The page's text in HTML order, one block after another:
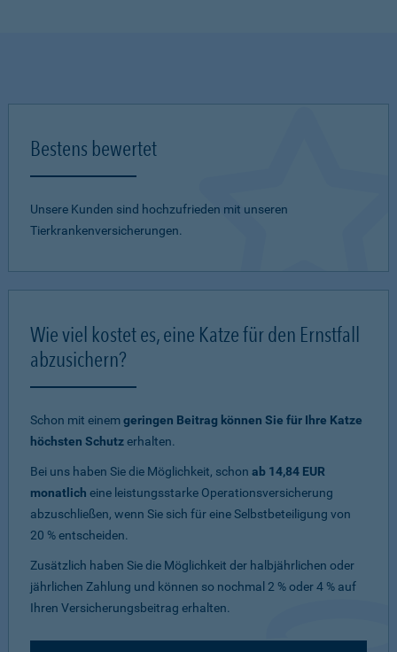
Bestens bewertet
Unsere Kunden sind hochzufrieden mit unseren
Tierkrankenversicherungen.
Wie viel kostet es, eine Katze für den Ernstfall
abzusichern?
Schon mit einemgeringen Beitrag können Sie für Ihre Katze
höchsten Schutzerhalten.
Bei uns haben Sie die Möglichkeit, schon ab 14,84 EUR
monatlich eine leistungsstarke Operationsversicherung
abzuschließen, wenn Sie sich für eine Selbstbeteiligung von
20 % entscheiden.
Zusätzlich haben Sie die Möglichkeit der halbjährlichen oder
jährlichen Zahlung und können so nochmal 2 % oder 4 % auf
Ihren Versicherungsbeitrag erhalten.